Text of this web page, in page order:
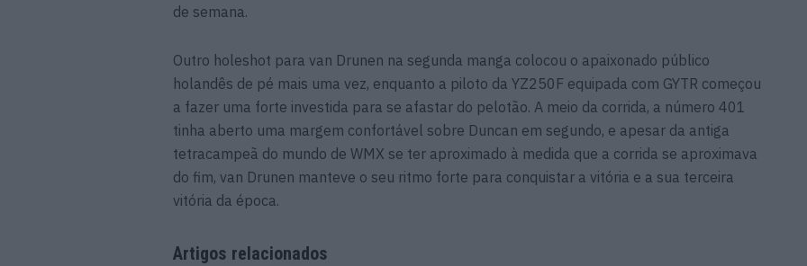
de semana.
Outro holeshot para van Drunen na segunda manga colocou o apaixonado público
holandês de pé mais uma vez, enquanto a piloto da YZ250F equipada com GYTR começou
a fazer uma forte investida para se afastar do pelotão. A meio da corrida, a número 401
tinha aberto uma margem confortável sobre Duncan em segundo, e apesar da antiga
tetracampeã do mundo de WMX se ter aproximado à medida que a corrida se aproximava
do fim, van Drunen manteve o seu ritmo forte para conquistar a vitória e a sua terceira
vitória da época.
Artigos relacionados